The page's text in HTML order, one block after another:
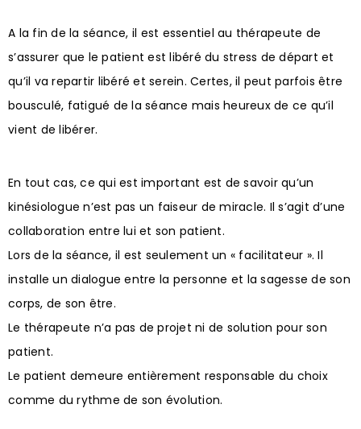
A la fin de la séance, il est essentiel au thérapeute de
s’assurer que le patient est libéré du stress de départ et
qu’il va repartir libéré et serein. Certes, il peut parfois être
bousculé, fatigué de la séance mais heureux de ce qu’il
vient de libérer.
En tout cas, ce qui est important est de savoir qu’un
kinésiologue n’est pas un faiseur de miracle. Il s’agit d’une
collaboration entre lui et son patient.
Lors de la séance, il est seulement un « facilitateur ». Il
installe un dialogue entre la personne et la sagesse de son
corps, de son être.
Le thérapeute n’a pas de projet ni de solution pour son
patient.
Le patient demeure entièrement responsable du choix
comme du rythme de son évolution.